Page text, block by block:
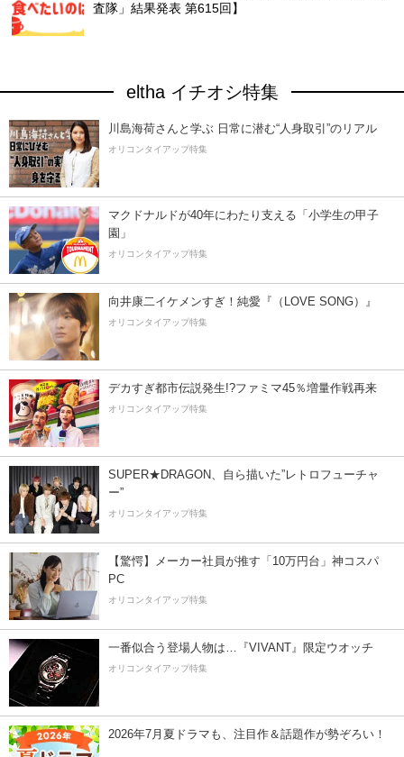
査隊」結果発表 第615回】
eltha イチオシ特集
川島海荷さんと学ぶ 日常に潜む“人身取引”のリアル
オリコンタイアップ特集
マクドナルドが40年にわたり支える「小学生の甲子
園」
オリコンタイアップ特集
向井康二イケメンすぎ！純愛『（LOVE SONG）』
オリコンタイアップ特集
デカすぎ都市伝説発生!?ファミマ45％増量作戦再来
オリコンタイアップ特集
SUPER★DRAGON、自ら描いた”レトロフューチャ
ー”
オリコンタイアップ特集
【驚愕】メーカー社員が推す「10万円台」神コスパ
PC
オリコンタイアップ特集
一番似合う登場人物は…『VIVANT』限定ウオッチ
オリコンタイアップ特集
2026年7月夏ドラマも、注目作＆話題作が勢ぞろい！